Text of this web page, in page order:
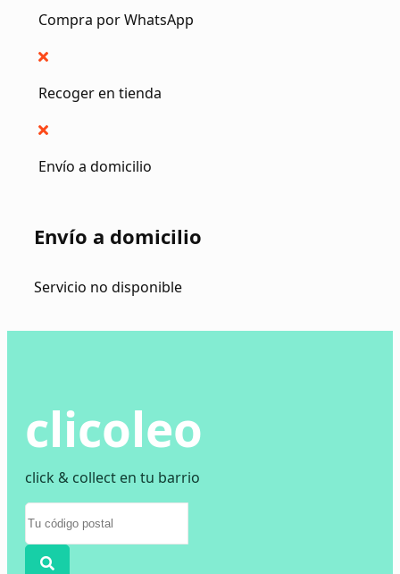
Compra por WhatsApp
Recoger en tienda
Envío a domicilio
Envío a domicilio
Servicio no disponible
clicoleo
click & collect en tu barrio